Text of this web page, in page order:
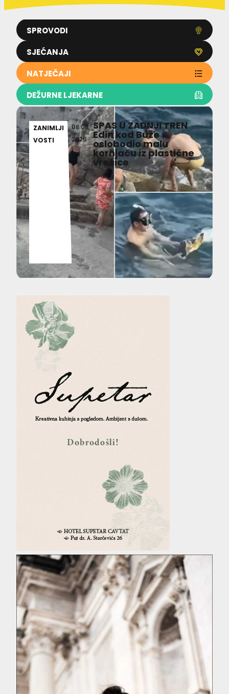
SPROVODI
SJEĆANJA
NATJEČAJI
DEŽURNE LJEKARNE
ZANIMLJI
VOSTI
08.08.
2026
SPAS U ZADNJI TREN
Edin kod Buže
oslobodio malu
kornjaču iz plastične
vrećice